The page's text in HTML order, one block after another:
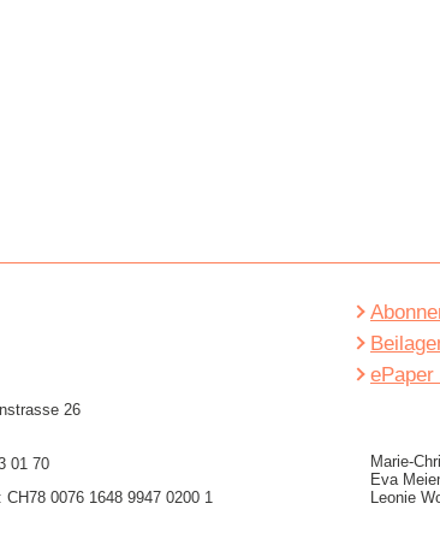
26
01 70
0076 1648 9947 0200 1
ePaper
Marie-
Eva
Leonie